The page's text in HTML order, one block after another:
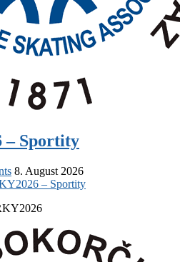
– Sportity
8. August 2026
– Sportity